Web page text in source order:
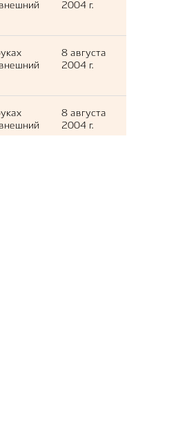
2004 г.
8 августа
2004 г.
8 августа
2004 г.